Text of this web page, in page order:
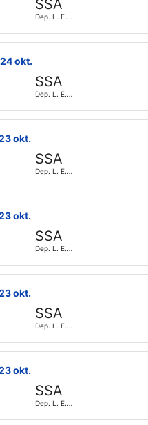
SSA
Dep. L. E.
okt.
SSA
Dep. L. E.
France, med avresa fre
okt.
SSA
Dep. L. E.
Portugal, med avresa
okt.
SSA
Dep. L. E.
med avresa fre
okt.
SSA
Dep. L. E.
International Air
okt.
SSA
Dep. L. E.
Airways, med